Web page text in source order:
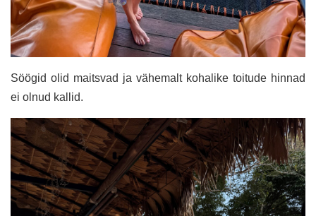
Söögid olid maitsvad ja vähemalt kohalike toitude hinnad
ei olnud kallid.